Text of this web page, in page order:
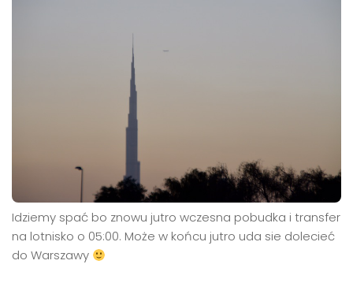
Idziemy spać bo znowu jutro wczesna pobudka i transfer
na lotnisko o 05:00. Może w końcu jutro uda sie dolecieć
do Warszawy